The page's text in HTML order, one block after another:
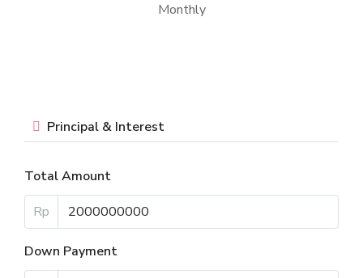
Monthly
Principal & Interest
Total Amount
Rp
Down Payment